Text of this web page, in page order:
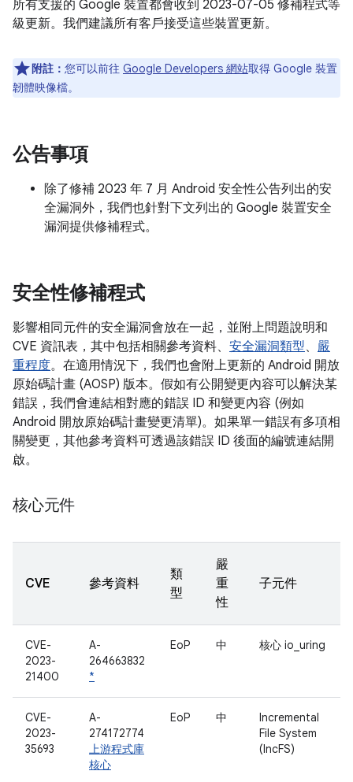
所有支援的 Google 裝置都會收到 2023-07-05 修補程式等
級更新。我們建議所有客戶接受這些裝置更新。
附註： 您可以前往 Google Developers 網站取得 Google 裝置
韌體映像檔。
公告事項
除了修補 2023 年 7 月 Android 安全性公告列出的安
全漏洞外，我們也針對下文列出的 Google 裝置安全
漏洞提供修補程式。
安全性修補程式
影響相同元件的安全漏洞會放在一起，並附上問題說明和
CVE 資訊表，其中包括相關參考資料、 安全漏洞類型、 嚴
重程度。在適用情況下，我們也會附上更新的 Android 開放
原始碼計畫 (AOSP) 版本。假如有公開變更內容可以解決某
錯誤，我們會連結相對應的錯誤 ID 和變更內容 (例如
Android 開放原始碼計畫變更清單)。如果單一錯誤有多項相
關變更，其他參考資料可透過該錯誤 ID 後面的編號連結開
啟。
核心元件
CVE 參考資料
類
型
嚴
重
性
子元件
CVE-
2023-
21400
A-
264663832
*
EoP 中 核心 io_uring
CVE-
2023-
35693
A-
274172774
上游程式庫
核心
EoP 中
Incremental
File System
(IncFS)